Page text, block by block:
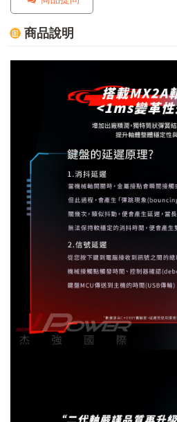
商品說明